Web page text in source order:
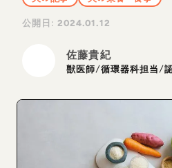
公開日:2024.01.12
佐藤貴紀
獣医師/循環器科担当/